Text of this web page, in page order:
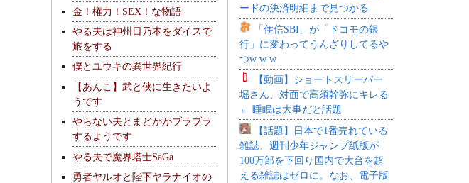
金！権力！SEX！な物語
やる夫は神州日乃本をダイスで
旅をする
僕とユウキの異世界紀行
【あんこ】武と侠に生きたいよ
うです
やらない夫とまどかがブラブラ
するようです
やる夫で魔界塔士SaGa
勇者ヤルオと陛下ヤラナイオの
ードの決済明細まで見つかる
「住信SBI」が「ドコモの銀
行」に変わってうんざりしてるや
つw w w
【動画】ショートスリーパー
堀さん、対面で高須幹弥にキレる
← 睡眠は大事だと話題
【話題】日本で1番売れている
雑誌、週刊少年ジャンプ紙版が
100万部を下回り国内で大台を超
える雑誌はゼロに。なお、電子版